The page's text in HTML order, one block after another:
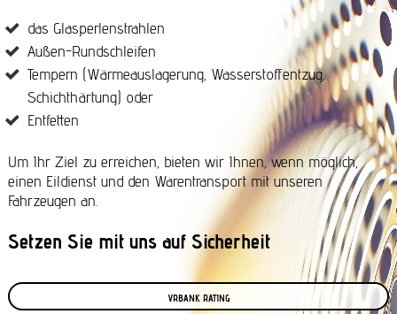
das Glasperlenstrahlen
Außen-Rundschleifen
Tempern (Wärmeauslagerung, Wasserstoffentzug,
Schichthärtung) oder
Entfetten
Um Ihr Ziel zu erreichen, bieten wir Ihnen, wenn möglich,
einen Eildienst und den Warentransport mit unseren
Fahrzeugen an.
Setzen Sie mit uns auf Sicherheit
VRBANK RATING